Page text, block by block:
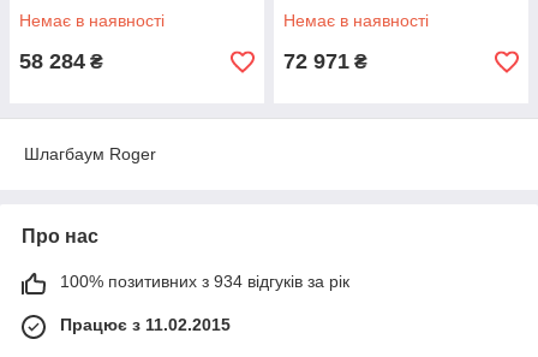
Немає в наявності
58 284 ₴
Немає в наявності
72 971 ₴
Шлагбаум Roger
Про нас
100% позитивних з 934 відгуків за рік
Працює з 11.02.2015